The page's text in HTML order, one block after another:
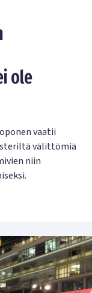
ole
vaatii
välittömiä
niin